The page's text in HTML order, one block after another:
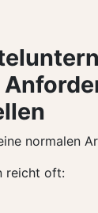
normalen
reicht oft: